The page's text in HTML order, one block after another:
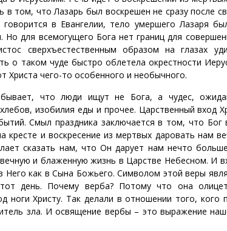
в том, что Лазарь был воскрешен не сразу после
говорится в Евангелии, тело умершего Лазаря
Но для всемогущего Бога нет границ для
сверхъестественным образом на глазах
о таком чуде быстро облетела окрестности
Христа чего-то особенного и необычного.
что люди ищут не Бога, а чудес,
изобилия еды и прочее. Царственный вход
Смыл праздника заключается в том, что
кресте и воскресение из мертвых даровать нам
сказать нам, что Он дарует нам нечто
и блаженную жизнь в Царстве Небесном. И
Него как в Сына Божьего. Символом этой веры
день. Почему верба? Потому что она
ноги Христу. Так делали в отношении того, кого
зла. И освящение вербы – это выражение